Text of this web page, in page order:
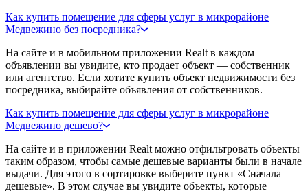
Как купить помещение для сферы услуг в микрорайоне
Медвежино без посредника?
На сайте и в мобильном приложении Realt в каждом
объявлении вы увидите, кто продает объект — собственник
или агентство. Если хотите купить объект недвижимости без
посредника, выбирайте объявления от собственников.
Как купить помещение для сферы услуг в микрорайоне
Медвежино дешево?
На сайте и в приложении Realt можно отфильтровать объекты
таким образом, чтобы самые дешевые варианты были в начале
выдачи. Для этого в сортировке выберите пункт «Сначала
дешевые». В этом случае вы увидите объекты, которые